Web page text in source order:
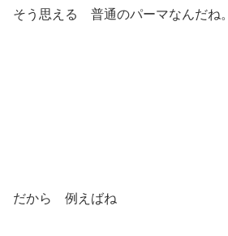
そう思える 普通のパーマなんだね。
だから 例えばね